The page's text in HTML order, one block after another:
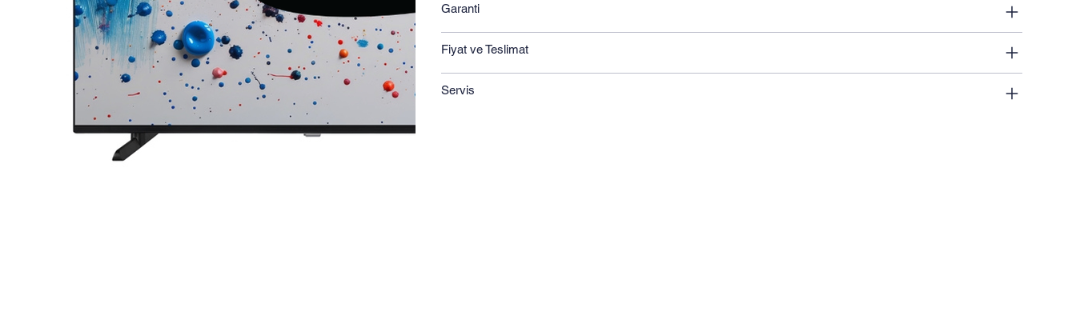
Garanti
Fiyat ve Teslimat
Servis